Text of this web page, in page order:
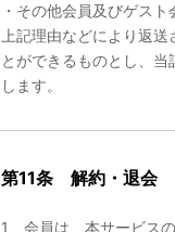
・その他会員及びゲス
上記理由などにより返
とができるものとし、
します。
第11条 解約・退会
1 会員は、本サービス